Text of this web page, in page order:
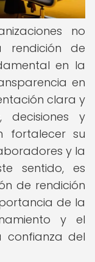
no
rendición de
en la
en
clara y
decisiones y
fortalecer su
y la
sentido, es
de rendición
de la
y el
confianza del